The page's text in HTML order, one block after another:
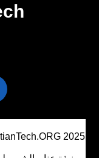
2025